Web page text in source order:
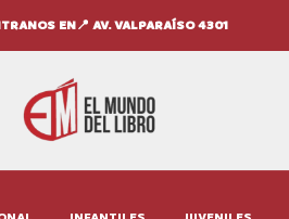
EN📍 AV. VALPARAÍSO 4301